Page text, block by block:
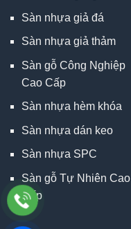
Sàn nhựa giả đá
Sàn nhựa giả thảm
Sàn gỗ Công Nghiệp
Cao Cấp
Sàn nhựa hèm khóa
Sàn nhựa dán keo
Sàn nhựa SPC
Sàn gỗ Tự Nhiên Cao
Cấp